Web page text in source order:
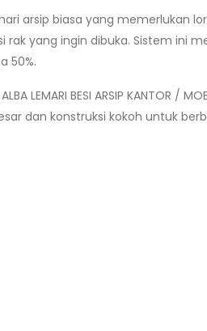
arsip biasa yang memerlukan
rak yang ingin dibuka. Sistem ini
50%.
LEMARI BESI ARSIP KANTOR /
dan konstruksi kokoh untuk